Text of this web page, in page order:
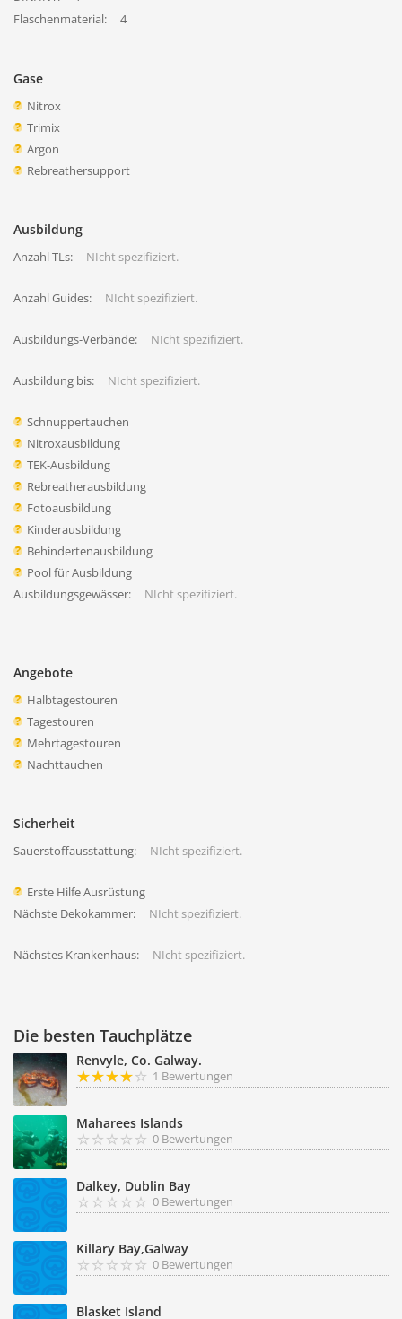
Flaschenmaterial:
4
Gase
Nitrox
Trimix
Argon
Rebreathersupport
Ausbildung
Anzahl TLs: NIcht spezifiziert.
Anzahl Guides: NIcht spezifiziert.
Ausbildungs-Verbände: NIcht spezifiziert.
Ausbildung bis: NIcht spezifiziert.
Schnuppertauchen
Nitroxausbildung
TEK-Ausbildung
Rebreatherausbildung
Fotoausbildung
Kinderausbildung
Behindertenausbildung
Pool für Ausbildung
Ausbildungsgewässer:
NIcht spezifiziert.
Angebote
Halbtagestouren
Tagestouren
Mehrtagestouren
Nachttauchen
Sicherheit
Sauerstoffausstattung: NIcht spezifiziert.
Erste Hilfe Ausrüstung
Nächste Dekokammer:
NIcht spezifiziert.
Nächstes Krankenhaus: NIcht spezifiziert.
Die besten Tauchplätze
Renvyle, Co. Galway.
1 Bewertungen
Maharees Islands
0 Bewertungen
Dalkey, Dublin Bay
0 Bewertungen
Killary Bay,Galway
0 Bewertungen
Blasket Island